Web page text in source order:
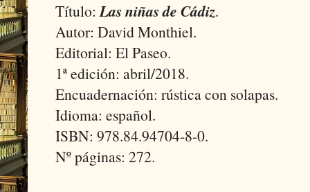
Título:Las niñas de Cádiz.
Autor: David Monthiel.
Editorial: El Paseo.
1ª edición: abril/2018.
Encuadernación: rústica con solapas.
Idioma: español.
ISBN: 978.84.94704-8-0.
Nº páginas: 272.